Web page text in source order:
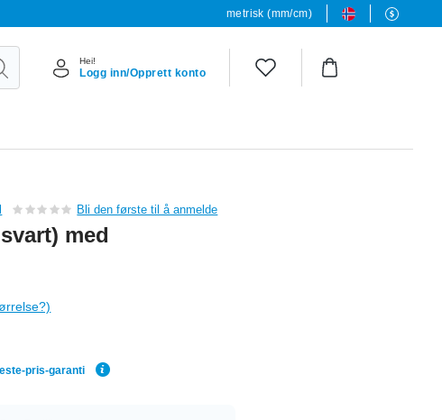
metrisk (mm/cm)
Hei!
Logg inn/Opprett konto
Bli den første til å anmelde
med
pris-garanti